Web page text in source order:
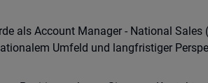
als Account Manager - National
Umfeld und langfristiger